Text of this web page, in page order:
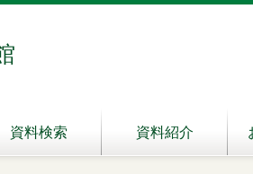
資料検索 資料紹介